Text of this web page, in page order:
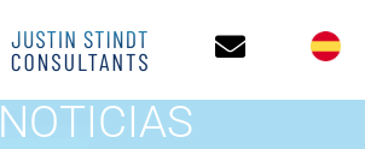
NOTICIAS